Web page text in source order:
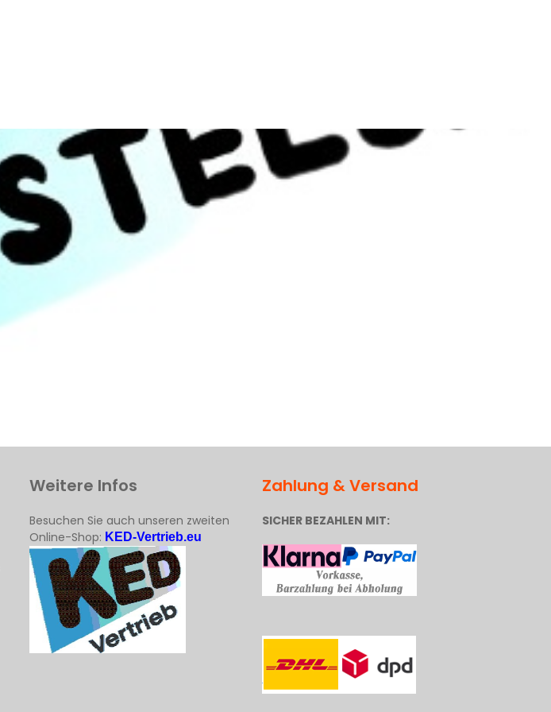
Weitere Infos
Besuchen Sie auch unseren zweiten
Online-Shop: KED-Vertrieb.eu
Zahlung & Versand
SICHER BEZAHLEN MIT: